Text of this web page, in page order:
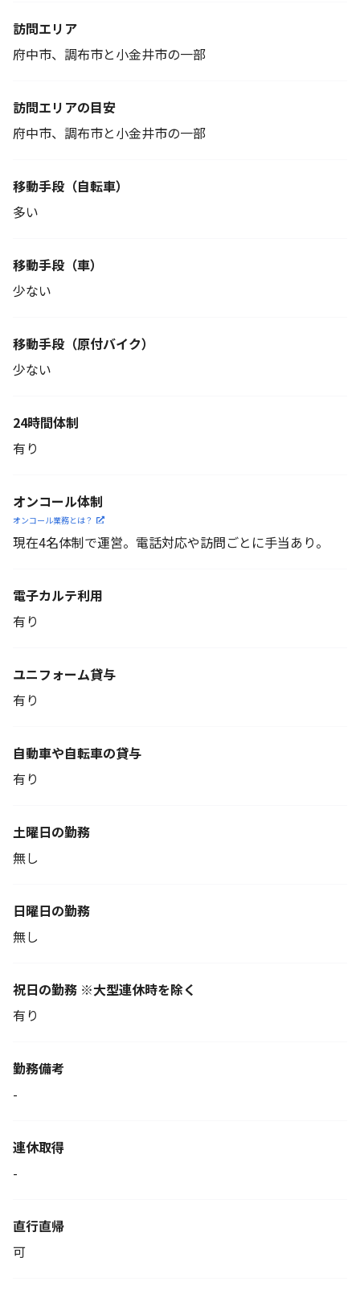
訪問エリア
府中市、調布市と小金井市の一部
訪問エリアの目安
府中市、調布市と小金井市の一部
移動手段 （自転車）
多い
移動手段（車）
少ない
移動手段 （原付バイク）
少ない
24時間体制
有り
オンコール体制
オンコール業務とは？
現在4名体制で運営。電話対応や訪問ごとに手当あり。
電子カルテ利用
有り
ユニフォーム貸与
有り
自動車や自転車の貸与
有り
土曜日の勤務
無し
日曜日の勤務
無し
祝日の勤務 ※大型連休時を除く
有り
勤務備考
-
連休取得
-
直行直帰
可